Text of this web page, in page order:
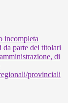
incompleta
da parte dei titolari
di
provinciali